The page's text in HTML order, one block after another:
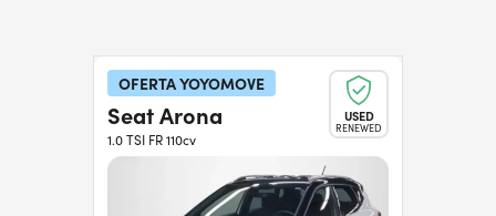
OFERTA YOYOMOVE
USED
RENEWED
Seat Arona
1.0 TSI FR 110cv